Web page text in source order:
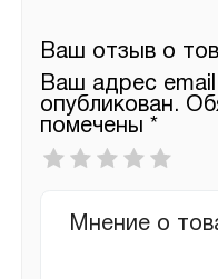
Ваш отзыв о
Ваш адрес
опубликован.
помечены *
Ваша
оценка
отзыв